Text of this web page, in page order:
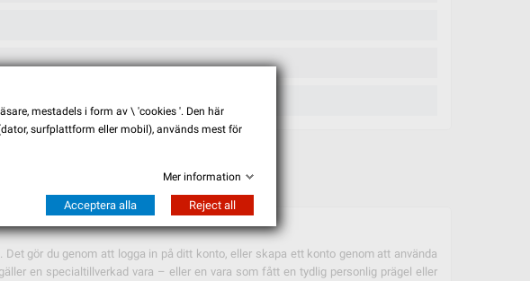
gör du genom att logga in på ditt konto, eller skapa ett konto genom att använda
en specialtillverkad vara – eller en vara som fått en tydlig personlig prägel eller
mestadels i form av \ 'cookies '. Den här
surfplattform eller mobil), används mest för
Mer information
Acceptera alla Reject all